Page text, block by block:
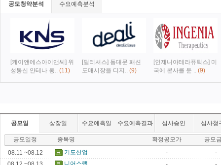
공모청약분석 수요예측분석
[케이앤에스아이앤씨] 위
성통신 안테나 통.. (11)
[딜리셔스] 동대문 패션
도매시장을 디지.. (9)
[인제니아테라퓨틱스] 미
국에 본사를 둔 .. (9)
공모일 상장일 수요예측일 수요예측결과 심사승인 심사청
공모일정 종목명 확정공모가
공모
08.11 ~08.12
기도산업 -
-
니어스랩